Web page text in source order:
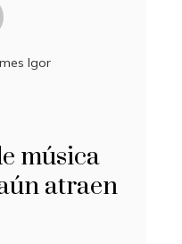
Igor
música
atraen